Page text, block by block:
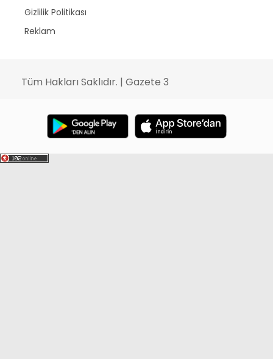
Gizlilik Politikası
Reklam
Tüm Hakları Saklıdır. | Gazete 3